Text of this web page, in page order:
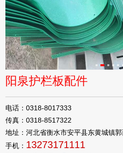
阳泉护栏板配件
电话：0318-8017333
传真：0318-8517322
地址：河北省衡水市安平县东黄城镇
手机： 13273171111